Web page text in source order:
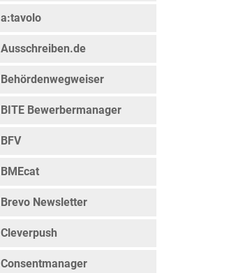
a:tavolo
Ausschreiben.de
Behördenwegweiser
BITE Bewerbermanager
BFV
BMEcat
Brevo Newsletter
Cleverpush
Consentmanager